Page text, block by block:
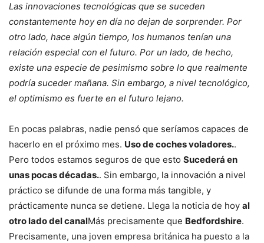
Las innovaciones tecnológicas que se suceden
constantemente hoy en día no dejan de sorprender. Por
otro lado, hace algún tiempo, los humanos tenían una
relación especial con el futuro. Por un lado, de hecho,
existe una especie de pesimismo sobre lo que realmente
podría suceder mañana. Sin embargo, a nivel tecnológico,
el optimismo es fuerte en el futuro lejano.
En pocas palabras, nadie pensó que seríamos capaces de
hacerlo en el próximo mes. Uso de coches voladores..
Pero todos estamos seguros de que esto Sucederá en
unas pocas décadas.. Sin embargo, la innovación a nivel
práctico se difunde de una forma más tangible, y
prácticamente nunca se detiene. Llega la noticia de hoy al
otro lado del canalMás precisamente que Bedfordshire.
Precisamente, una joven empresa británica ha puesto a la